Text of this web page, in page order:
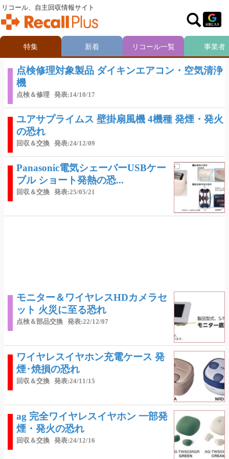
点検修理対象製品 ダイキンエアコン・空気清浄
機
点検＆修理 発表:14/10/17
ユアサプライムス 壁掛扇風機 4機種 発煙・発火
の恐れ
回収＆交換 発表:24/12/09
Panasonic電気シェーバーUSBケー
ブル ショート発熱の恐...
回収＆交換 発表:25/05/21
モニター＆ワイヤレスHDカメラセ
ット 火災に至る恐れ
点検＆部品交換 発表:22/12/07
ワイヤレスイヤホン充電ケース 発
煙･焼損の恐れ
回収＆交換 発表:24/11/15
ag 完全ワイヤレスイヤホン 一部発
煙・発火の恐れ
回収＆交換 発表:24/12/16
リコール、自主回収情報サイト
特集 新着 リコール一覧 事業者